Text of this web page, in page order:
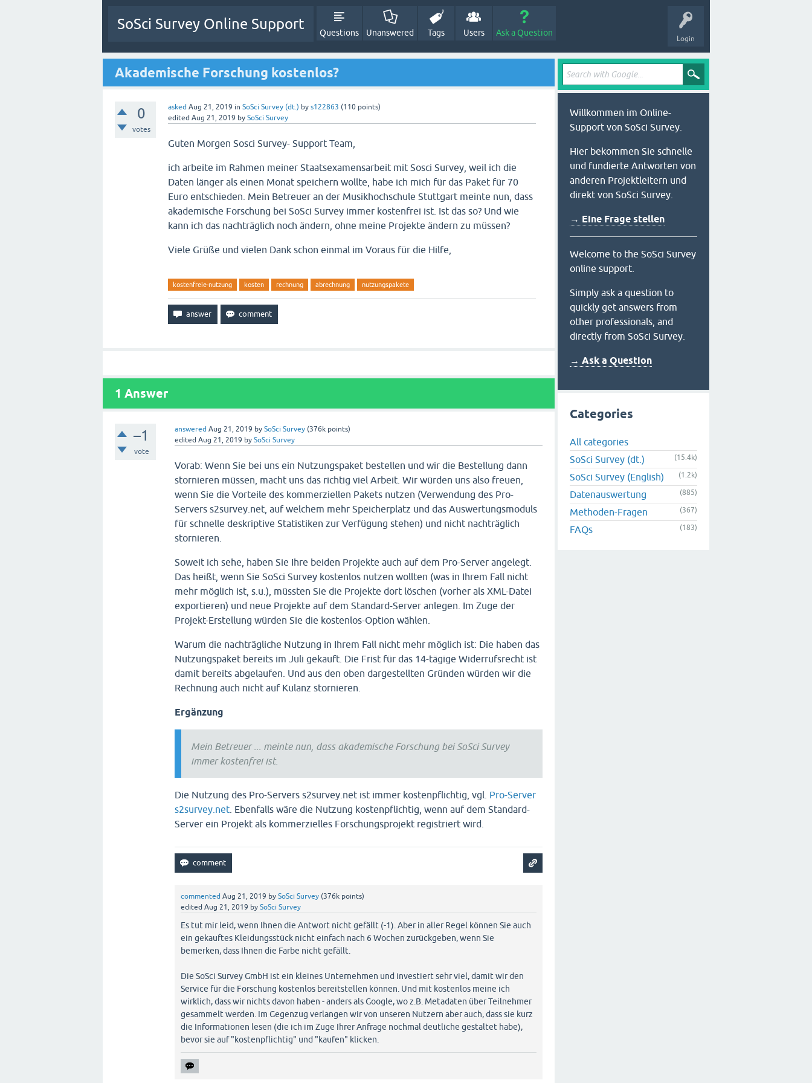
Login
SoSci Survey Online Support
Questions Unanswered Tags Users Ask a Question
Akademische Forschung kostenlos?
0
votes
asked Aug 21, 2019 in SoSci Survey (dt.) by s122863 (110 points)
edited Aug 21, 2019 by SoSci Survey
Guten Morgen Sosci Survey- Support Team,
ich arbeite im Rahmen meiner Staatsexamensarbeit mit Sosci Survey, weil ich die
Daten länger als einen Monat speichern wollte, habe ich mich für das Paket für 70
Euro entschieden. Mein Betreuer an der Musikhochschule Stuttgart meinte nun, dass
akademische Forschung bei SoSci Survey immer kostenfrei ist. Ist das so? Und wie
kann ich das nachträglich noch ändern, ohne meine Projekte ändern zu müssen?
Viele Grüße und vielen Dank schon einmal im Voraus für die Hilfe,
kostenfreie-nutzung kosten rechnung abrechnung nutzungspakete
1 Answer
–1
vote
answered Aug 21, 2019 bySoSci Survey (376k points)
edited Aug 21, 2019 bySoSci Survey
Vorab: Wenn Sie bei uns ein Nutzungspaket bestellen und wir die Bestellung dann
stornieren müssen, macht uns das richtig viel Arbeit. Wir würden uns also freuen,
wenn Sie die Vorteile des kommerziellen Pakets nutzen (Verwendung des Pro-
Servers s2survey.net, auf welchem mehr Speicherplatz und das Auswertungsmoduls
für schnelle deskriptive Statistiken zur Verfügung stehen) und nicht nachträglich
stornieren.
Soweit ich sehe, haben Sie Ihre beiden Projekte auch auf dem Pro-Server angelegt.
Das heißt, wenn Sie SoSci Survey kostenlos nutzen wollten (was in Ihrem Fall nicht
mehr möglich ist, s.u.), müssten Sie die Projekte dort löschen (vorher als XML-Datei
exportieren) und neue Projekte auf dem Standard-Server anlegen. Im Zuge der
Projekt-Erstellung würden Sie die kostenlos-Option wählen.
Warum die nachträgliche Nutzung in Ihrem Fall nicht mehr möglich ist: Die haben das
Nutzungspaket bereits im Juli gekauft. Die Frist für das 14-tägige Widerrufsrecht ist
damit bereits abgelaufen. Und aus den oben dargestellten Gründen würden wir die
Rechnung auch nicht auf Kulanz stornieren.
Ergänzung
Mein Betreuer ... meinte nun, dass akademische Forschung bei SoSci Survey
immer kostenfrei ist.
Die Nutzung des Pro-Servers s2survey.net ist immer kostenpflichtig, vgl. Pro-Server
s2survey.net . Ebenfalls wäre die Nutzung kostenpflichtig, wenn auf dem Standard-
Server ein Projekt als kommerzielles Forschungsprojekt registriert wird.
commented Aug 21, 2019 bySoSci Survey (376k points)
edited Aug 21, 2019 bySoSci Survey
Es tut mir leid, wenn Ihnen die Antwort nicht gefällt (-1). Aber in aller Regel können Sie auch
ein gekauftes Kleidungsstück nicht einfach nach 6 Wochen zurückgeben, wenn Sie
bemerken, dass Ihnen die Farbe nicht gefällt.
Die SoSci Survey GmbH ist ein kleines Unternehmen und investiert sehr viel, damit wir den
Service für die Forschung kostenlos bereitstellen können. Und mit kostenlos meine ich
wirklich, dass wir nichts davon haben - anders als Google, wo z.B. Metadaten über Teilnehmer
gesammelt werden. Im Gegenzug verlangen wir von unseren Nutzern aber auch, dass sie kurz
die Informationen lesen (die ich im Zuge Ihrer Anfrage nochmal deutliche gestaltet habe),
bevor sie auf "kostenpflichtig" und "kaufen" klicken.
Willkommen im Online-
Support von SoSci Survey.
Hier bekommen Sie schnelle
und fundierte Antworten von
anderen Projektleitern und
direkt von SoSci Survey.
→ Eine Frage stellen
Welcome to the SoSci Survey
online support.
Simply ask a question to
quickly get answers from
other professionals, and
directly from SoSci Survey.
→ Ask a Question
Categories
All categories
SoSci Survey (dt.)
(15.4k)
SoSci Survey (English) (1.2k)
Datenauswertung (885)
Methoden-Fragen (367)
FAQs (183)